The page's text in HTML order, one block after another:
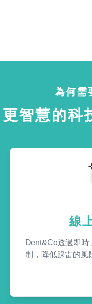
為何需
更智慧的科
線
Dent&Co透過即時
制，降低踩雷的風